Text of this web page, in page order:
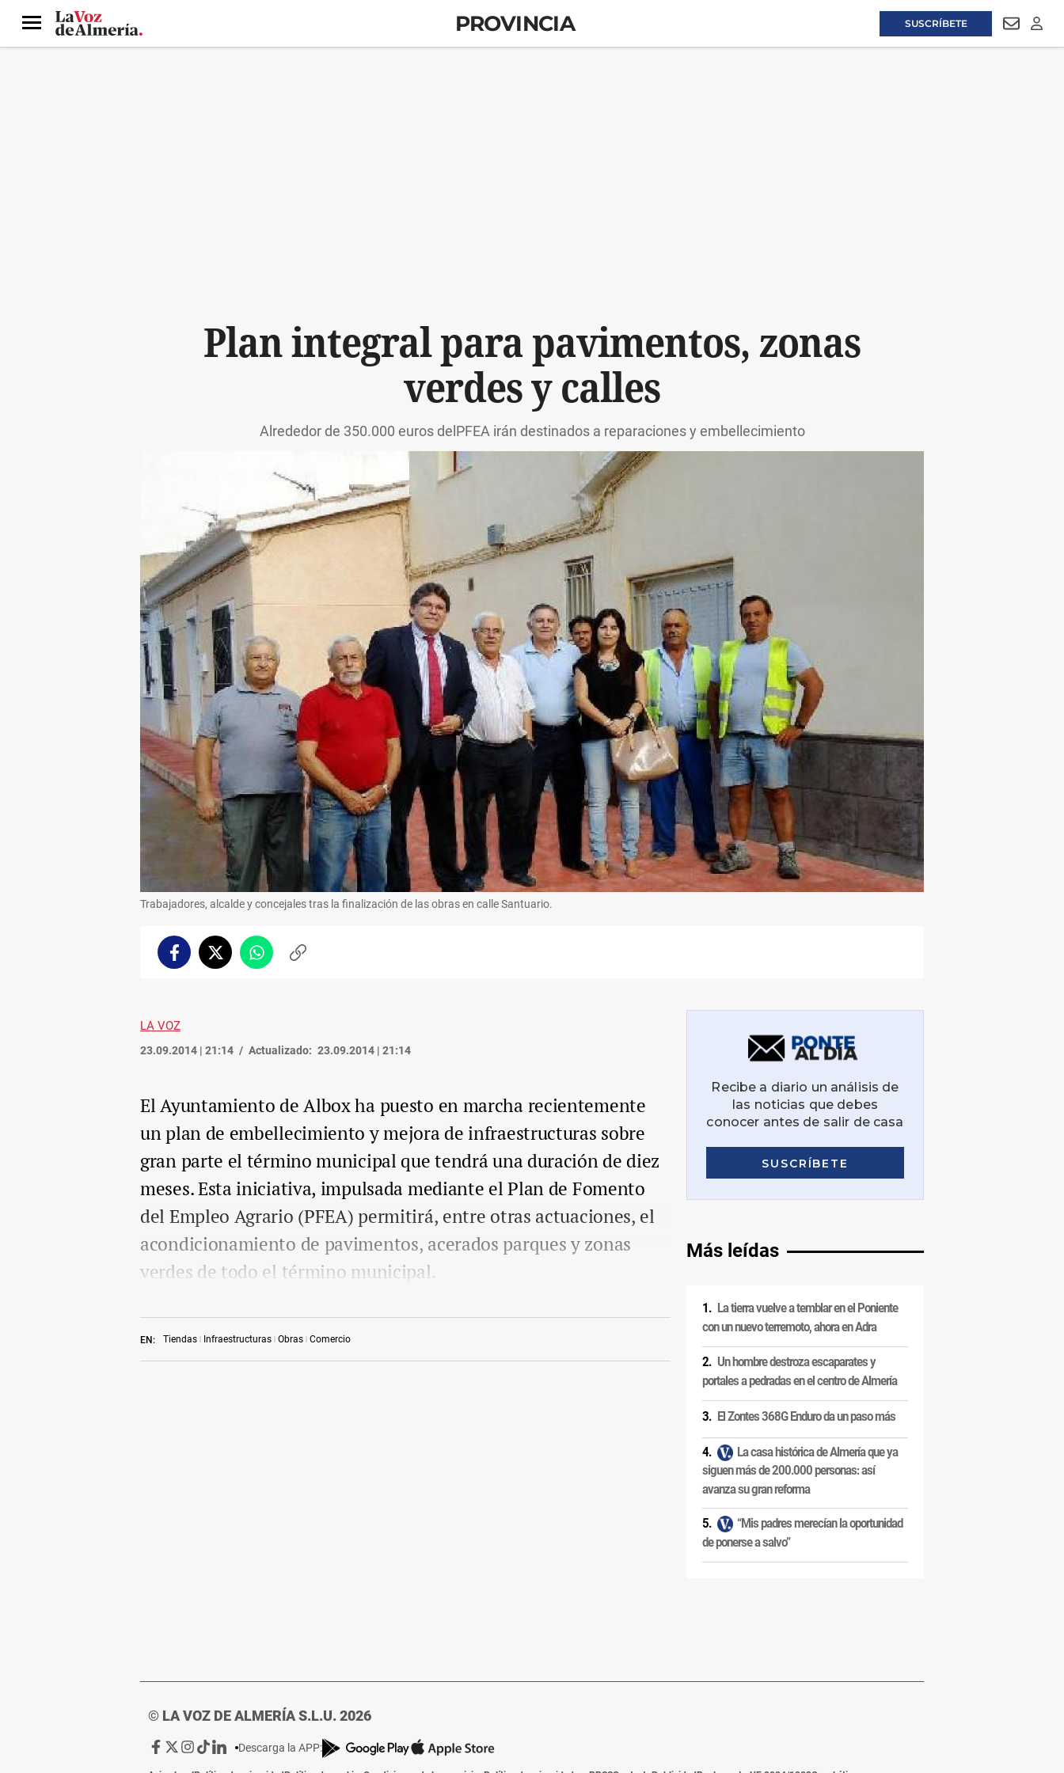
SUSCRÍBETE
Menú PROVINCIA
Plan integral para pavimentos, zonas
verdes y calles
Alrededor de 350.000 euros delPFEA irán destinados a reparaciones y embellecimiento
Trabajadores, alcalde y concejales tras la finalización de las obras en calle Santuario.
FacebookTwitterWhatsappCopiar
LA VOZ
23.09.2014 | 21:14 Actualizado: 23.09.2014 | 21:14
EN: Tiendas Infraestructuras Obras Comercio
El Ayuntamiento de Albox ha puesto en marcha recientemente
un plan de embellecimiento y mejora de infraestructuras sobre
gran parte el término municipal que tendrá una duración de diez
meses. Esta iniciativa, impulsada mediante el Plan de Fomento
del Empleo Agrario (PFEA) permitirá, entre otras actuaciones, el
acondicionamiento de pavimentos, acerados parques y zonas
verdes de todo el término municipal.
Más leídas
La tierra vuelve a temblar en el Poniente
con un nuevo terremoto, ahora en Adra
Un hombre destroza escaparates y
portales a pedradas en el centro de Almería
El Zontes 368G Enduro da un paso más
La casa histórica de Almería que ya
siguen más de 200.000 personas: así
avanza su gran reforma
“Mis padres merecían la oportunidad
de ponerse a salvo”
© LA VOZ DE ALMERÍA S.L.U. 2026
Ir
Ir
Ir Ir Ir
Descarga la APP: